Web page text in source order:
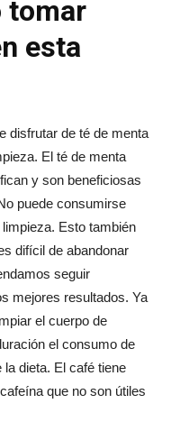
tomar
esta
disfrutar de té de menta
El té de menta
y son beneficiosas
puede consumirse
Esto también
difícil de abandonar
seguir
mejores resultados. Ya
el cuerpo de
el consumo de
dieta. El café tiene
que no son útiles